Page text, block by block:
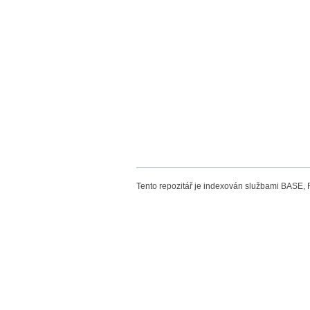
Tento repozitář je indexován službami BASE,